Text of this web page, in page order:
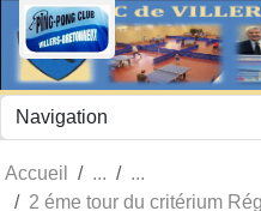
Accueil
2 éme tour du critérium
Panneau de gestion des